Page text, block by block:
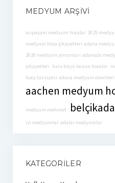
MEDYUM ARŞIVI
acıpayam medyum hocalar 2025
medyum hoca şikayetleri adana
2020 medyum yorumları adanada
şikayetleri kara büyü bozan hocalar
hoca tavsiyesi adana medyum önerileri
aachen medyum
medyum mehmet
iyi medyumlar adalar medyumlar
KATEGORILER